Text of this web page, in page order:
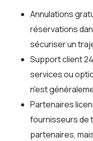
Annulations
réservations
sécuriser un
Support client
services ou
n'est
Partenaires
fournisseurs de
partenaires,